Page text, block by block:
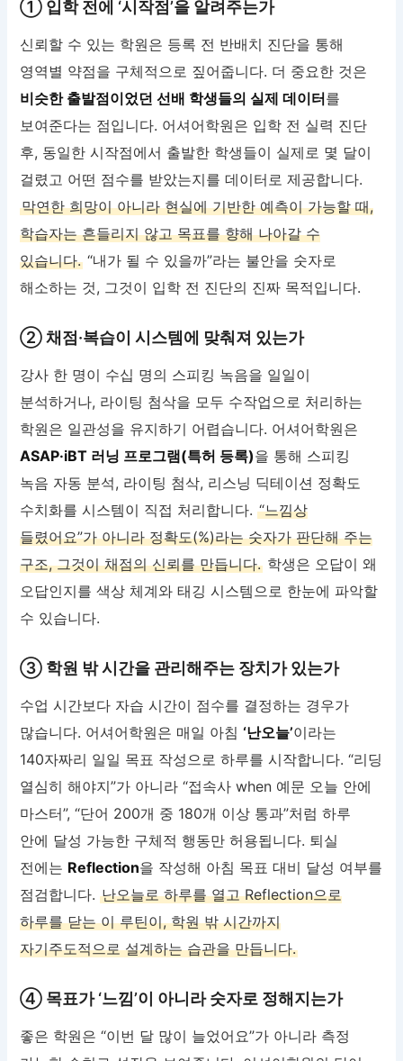
① 입학 전에 ‘시작점’을 알려주는가
신뢰할 수 있는 학원은 등록 전 반배치 진단을 통해
영역별 약점을 구체적으로 짚어줍니다. 더 중요한 것은
비슷한 출발점이었던 선배 학생들의 실제 데이터를
보여준다는 점입니다. 어셔어학원은 입학 전 실력 진단
후, 동일한 시작점에서 출발한 학생들이 실제로 몇 달이
걸렸고 어떤 점수를 받았는지를 데이터로 제공합니다.
막연한 희망이 아니라 현실에 기반한 예측이 가능할 때,
학습자는 흔들리지 않고 목표를 향해 나아갈 수
있습니다. “내가 될 수 있을까”라는 불안을 숫자로
해소하는 것, 그것이 입학 전 진단의 진짜 목적입니다.
② 채점·복습이 시스템에 맞춰져 있는가
강사 한 명이 수십 명의 스피킹 녹음을 일일이
분석하거나, 라이팅 첨삭을 모두 수작업으로 처리하는
학원은 일관성을 유지하기 어렵습니다. 어셔어학원은
ASAP·iBT 러닝 프로그램(특허 등록)을 통해 스피킹
녹음 자동 분석, 라이팅 첨삭, 리스닝 딕테이션 정확도
수치화를 시스템이 직접 처리합니다.“느낌상
들렸어요”가 아니라 정확도(%)라는 숫자가 판단해 주는
구조, 그것이 채점의 신뢰를 만듭니다. 학생은 오답이 왜
오답인지를 색상 체계와 태깅 시스템으로 한눈에 파악할
수 있습니다.
③ 학원 밖 시간을 관리해주는 장치가 있는가
수업 시간보다 자습 시간이 점수를 결정하는 경우가
많습니다. 어셔어학원은 매일 아침‘난오늘’이라는
140자짜리 일일 목표 작성으로 하루를 시작합니다. “리딩
열심히 해야지”가 아니라 “접속사 when 예문 오늘 안에
마스터”, “단어 200개 중 180개 이상 통과”처럼 하루
안에 달성 가능한 구체적 행동만 허용됩니다. 퇴실
전에는 Reflection을 작성해 아침 목표 대비 달성 여부를
점검합니다.난오늘로 하루를 열고 Reflection으로
하루를 닫는 이 루틴이, 학원 밖 시간까지
자기주도적으로 설계하는 습관을 만듭니다.
④ 목표가 ‘느낌’이 아니라 숫자로 정해지는가
좋은 학원은 “이번 달 많이 늘었어요”가 아니라 측정